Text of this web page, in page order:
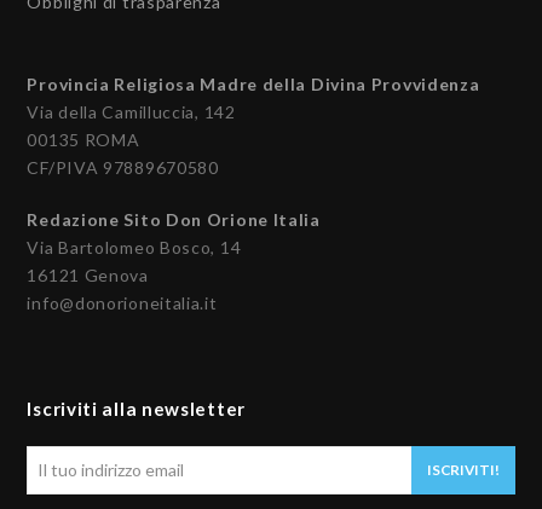
Provincia Religiosa Madre della Divina Provvidenza
Via della Camilluccia, 142
00135 ROMA
CF/PIVA 97889670580
Redazione Sito Don Orione Italia
Via Bartolomeo Bosco, 14
16121 Genova
info@donorioneitalia.it
Iscriviti alla newsletter
ISCRIVITI!